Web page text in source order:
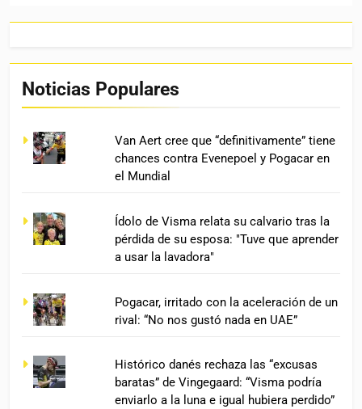
Noticias Populares
Van Aert cree que “definitivamente” tiene
chances contra Evenepoel y Pogacar en
el Mundial
Ídolo de Visma relata su calvario tras la
pérdida de su esposa: "Tuve que aprender
a usar la lavadora"
Pogacar, irritado con la aceleración de un
rival: “No nos gustó nada en UAE”
Histórico danés rechaza las “excusas
baratas” de Vingegaard: “Visma podría
enviarlo a la luna e igual hubiera perdido”